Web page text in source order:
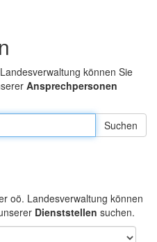
können Sie
Ansprechpersonen
oö. Landesverwaltung können
Dienststellen suchen.